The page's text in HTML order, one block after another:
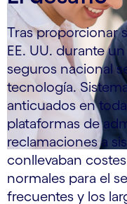
Tras proporcionar
EE. UU. durante
seguros nacional
tecnología.
anticuados en
plataformas de
reclamaciones a
conllevaban
normales para el
frecuentes y los